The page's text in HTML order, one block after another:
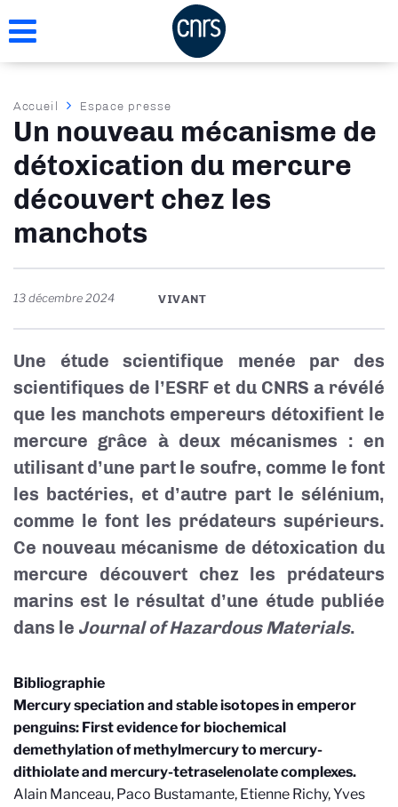
au
Fil
d'Ariane
Accueil Espace presse
Un nouveau mécanisme de
détoxication du mercure
découvert chez les
manchots
13 décembre 2024 VIVANT
Une étude scientifique menée par des
scientifiques de l’ESRF et du CNRS a révélé
que les manchots empereurs détoxifient le
mercure grâce à deux mécanismes : en
utilisant d’une part le soufre, comme le font
les bactéries, et d’autre part le sélénium,
comme le font les prédateurs supérieurs.
Ce nouveau mécanisme de détoxication du
mercure découvert chez les prédateurs
marins est le résultat d’une étude publiée
dans le Journal of Hazardous Materials.
Bibliographie
Mercury speciation and stable isotopes in emperor
penguins: First evidence for biochemical
demethylation of methylmercury to mercury-
dithiolate and mercury-tetraselenolate complexes.
Alain Manceau, Paco Bustamante, Etienne Richy,Yves